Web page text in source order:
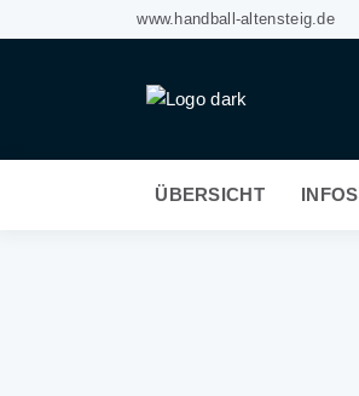
www.handball-altensteig.de
ÜBERSICHT INFOS